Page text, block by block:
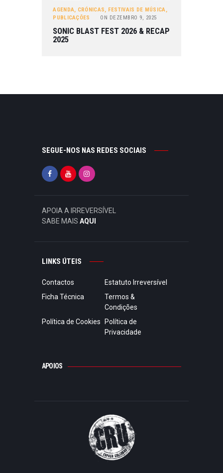
AGENDA, CRÓNICAS, FESTIVAIS DE MÚSICA,
PUBLICAÇÕES
ON DEZEMBRO 9, 2025
SONIC BLAST FEST 2026 & RECAP
2025
SEGUE-NOS NAS REDES SOCIAIS
APOIA A IRREVERSÍVEL
SABE MAIS AQUI
LINKS ÚTEIS
Contactos
Estatuto Irreversível
Ficha Técnica
Termos &
Condições
Política de Cookies
Política de
Privacidade
APOIOS